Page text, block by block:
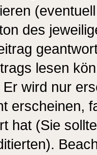
des
lesen
wird nur
erscheinen,
hat (Sie